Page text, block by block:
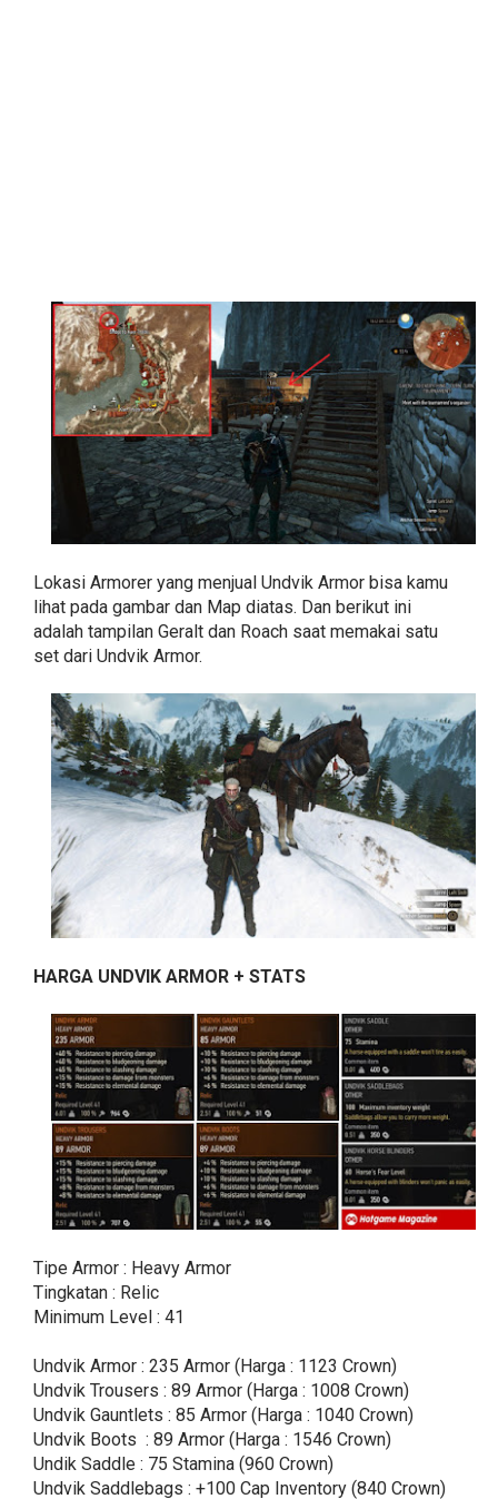
Lokasi Armorer yang menjual Undvik Armor bisa kamu
lihat pada gambar dan Map diatas. Dan berikut ini
adalah tampilan Geralt dan Roach saat memakai satu
set dari Undvik Armor.
HARGA UNDVIK ARMOR + STATS
Tipe Armor : Heavy Armor
Tingkatan : Relic
Minimum Level : 41
Undvik Armor : 235 Armor (Harga : 1123 Crown)
Undvik Trousers : 89 Armor (Harga : 1008 Crown)
Undvik Gauntlets : 85 Armor (Harga : 1040 Crown)
Undvik Boots : 89 Armor (Harga : 1546 Crown)
Undik Saddle : 75 Stamina (960 Crown)
Undvik Saddlebags : +100 Cap Inventory (840 Crown)